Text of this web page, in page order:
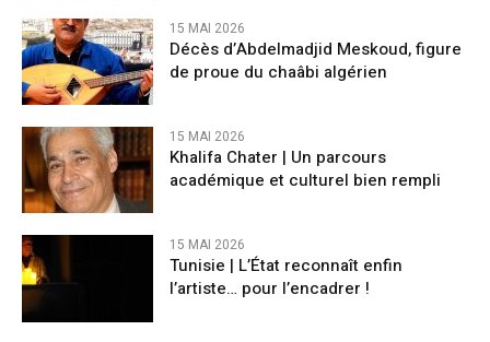
15 MAI 2026
Décès d’Abdelmadjid Meskoud, figure
de proue du chaâbi algérien
15 MAI 2026
Khalifa Chater | Un parcours
académique et culturel bien rempli
15 MAI 2026
Tunisie | L’État reconnaît enfin
l’artiste… pour l’encadrer !